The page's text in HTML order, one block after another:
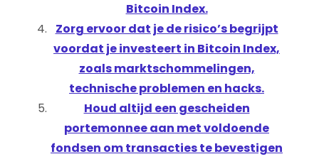
Bitcoin Index.
Zorg ervoor dat je de risico’s begrijpt
voordat je investeert in Bitcoin Index,
zoals marktschommelingen,
technische problemen en hacks.
Houd altijd een gescheiden
portemonnee aan met voldoende
fondsen om transacties te bevestigen